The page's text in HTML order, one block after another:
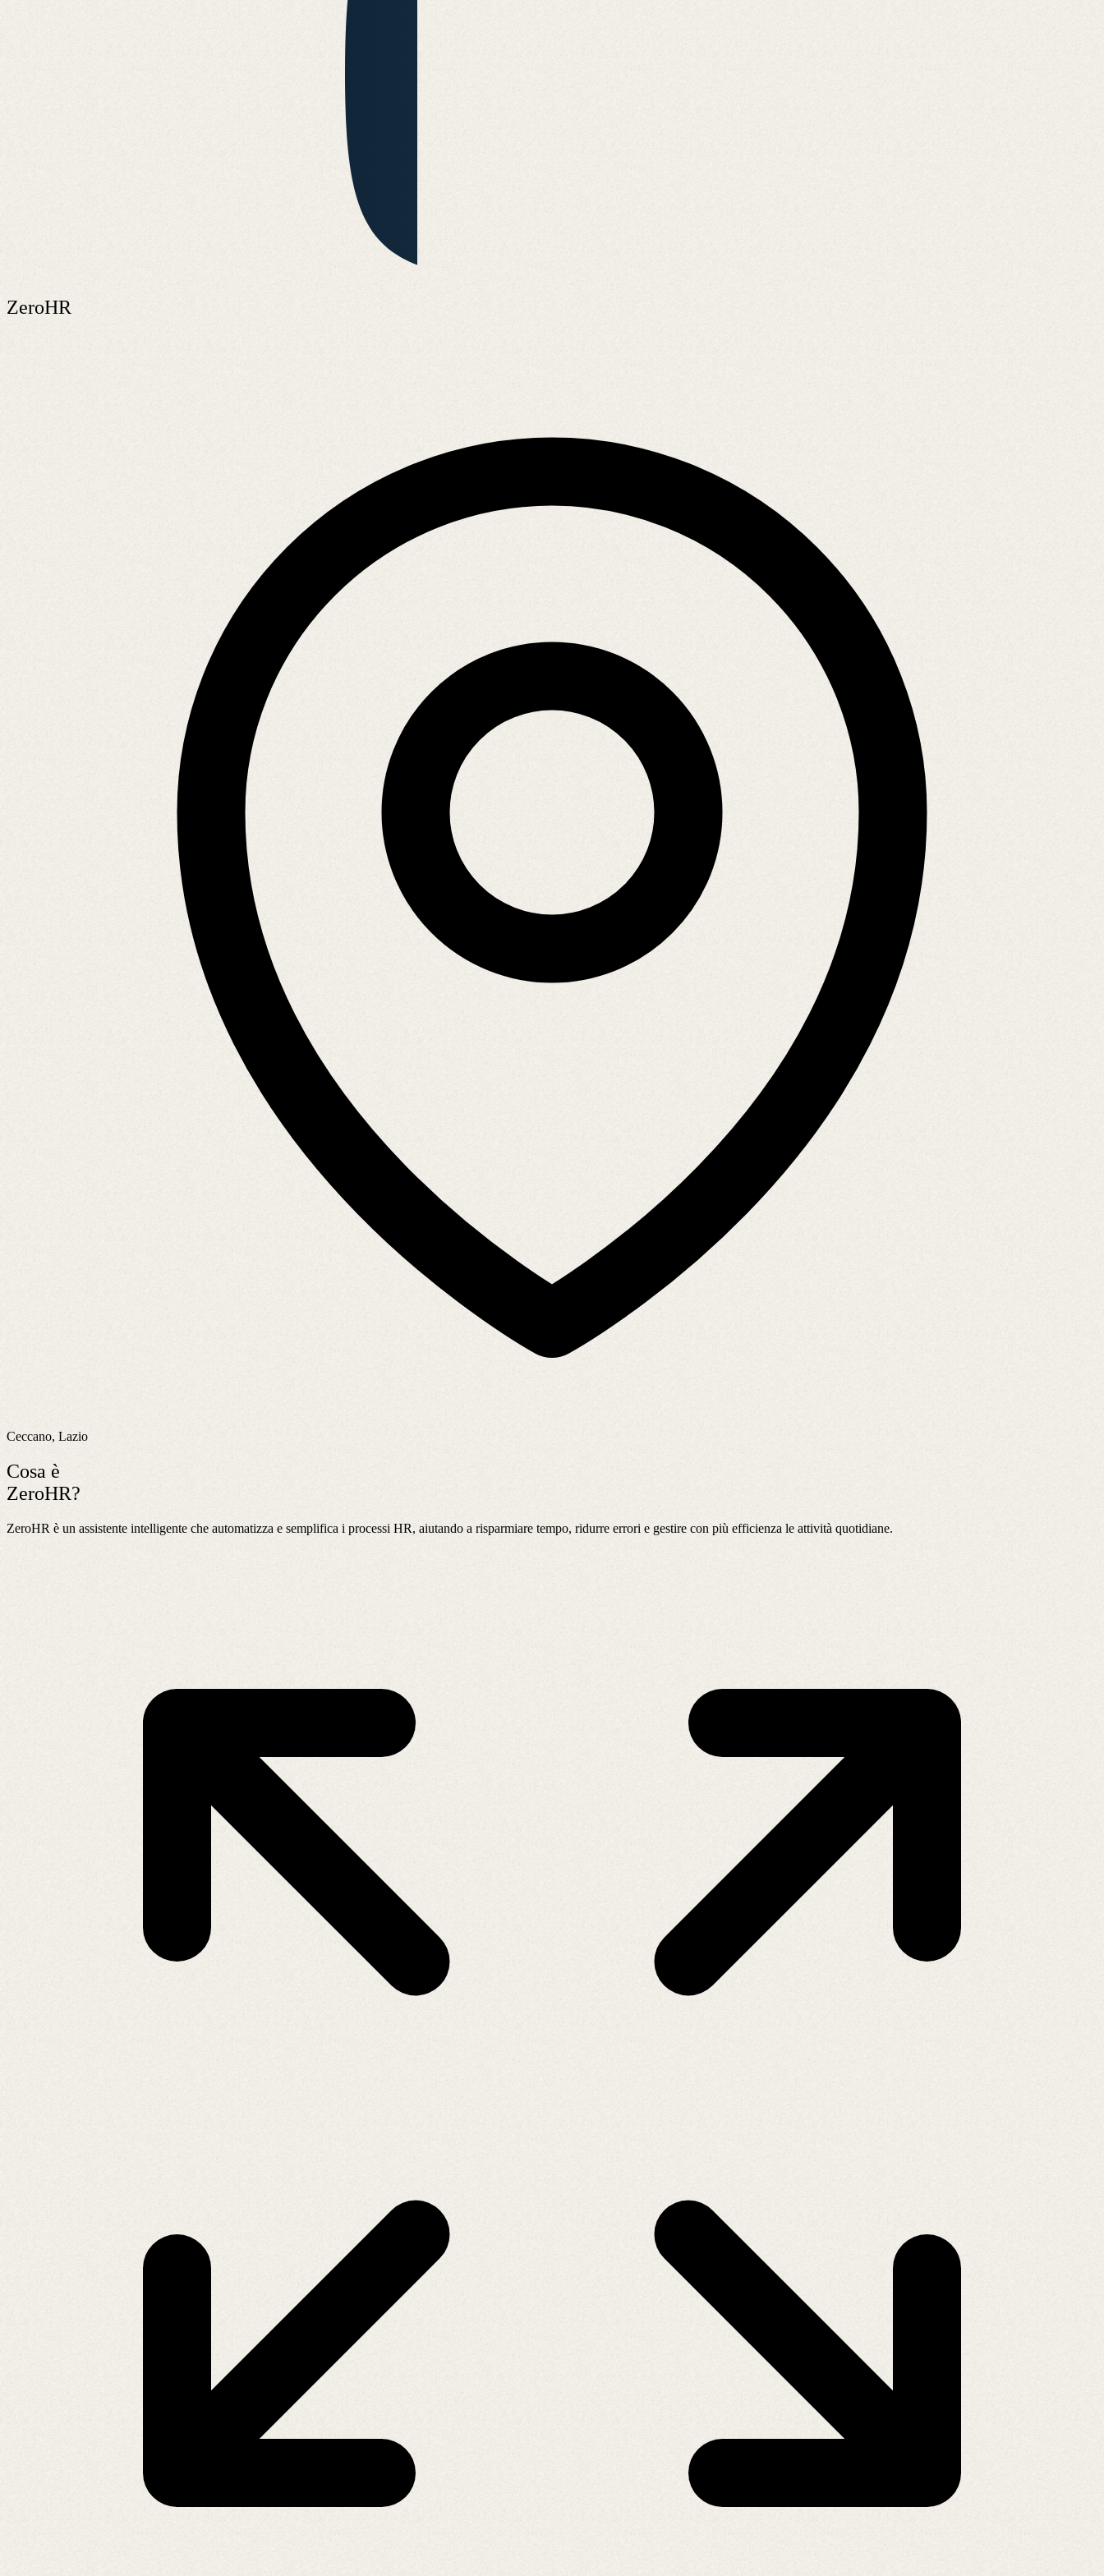
ZeroHR
Ceccano, Lazio
Cosa è
ZeroHR?
ZeroHR è un assistente intelligente che automatizza e semplifica i processi HR, aiutando a risparmiare tempo, ridurre errori e gestire con più efficienza le attività quotidiane.